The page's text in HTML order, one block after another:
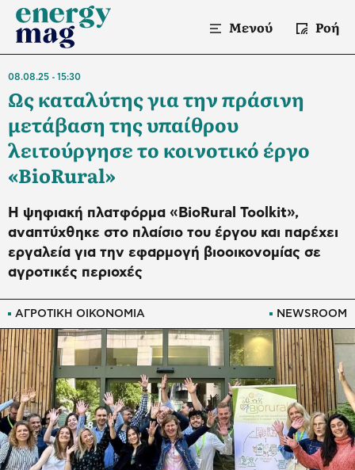
Μενού Ροή
ΑΓΡΟΤΙΚΗ ΟΙΚΟΝΟΜΙΑ NEWSROOM
08.08.25 15:30
Ως καταλύτης για την πράσινη
μετάβαση της υπαίθρου
λειτούργησε το κοινοτικό έργο
«BioRural»
Η ψηφιακή πλατφόρμα «BioRural Toolkit»,
αναπτύχθηκε στο πλαίσιο του έργου και παρέχει
εργαλεία για την εφαρμογή βιοοικονομίας σε
αγροτικές περιοχές